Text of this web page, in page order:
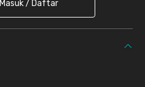
Masuk / Daftar